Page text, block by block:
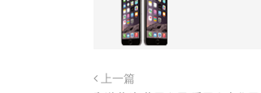
上一篇